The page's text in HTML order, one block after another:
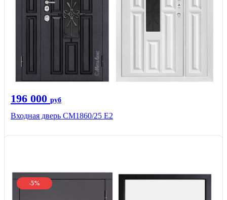
196 000 руб
Входная дверь СМ1860/25 Е2
-5%